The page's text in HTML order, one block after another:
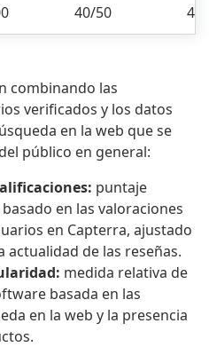
40/50
combinando las
verificados y los datos
en la web que se
público en general:
puntaje
en las valoraciones
en Capterra, ajustado
actualidad de las reseñas.
medida relativa de
basada en las
en la web y la presencia